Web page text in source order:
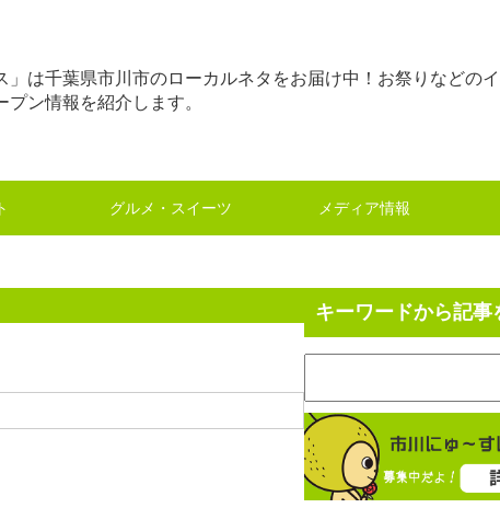
」は千葉県市川市のローカルネタをお届け中！お祭りなどの
プン情報を紹介します。
グルメ・スイーツ メディア情報
キーワードから記事